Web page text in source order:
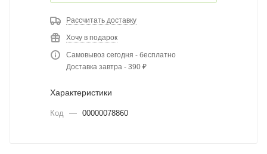
Рассчитать доставку
Хочу в подарок
Самовывоз сегодня - бесплатно
Доставка завтра - 390 ₽
Характеристики
Код — 00000078860